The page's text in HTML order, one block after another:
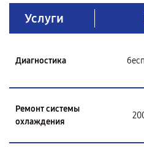
Услуги
Диагностика
Ремонт системы
охлаждения